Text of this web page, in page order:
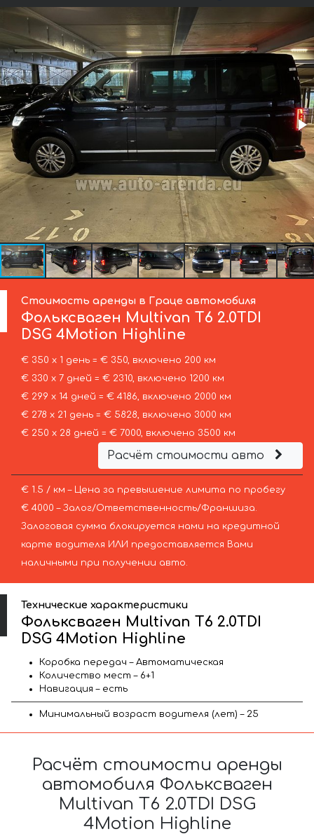
Стоимость аренды в Граце автомобиля
Фольксваген Multivan T6 2.0TDI
DSG 4Motion Highline
€ 350 х 1 день = € 350, включено 200 км
€ 330 х 7 дней = € 2310, включено 1200 км
€ 299 х 14 дней = € 4186, включено 2000 км
€ 278 х 21 день = € 5828, включено 3000 км
€ 250 х 28 дней = € 7000, включено 3500 км
Расчёт стоимости авто
€ 1.5 / км – Цена за превышение лимита по пробегу
€ 4000 – Залог/Ответственность/Франшиза.
Залоговая сумма блокируется нами на кредитной
карте водителя ИЛИ предоставляется Вами
наличными при получении авто.
Технические характеристики
Фольксваген Multivan T6 2.0TDI
DSG 4Motion Highline
Коробка передач – Автоматическая
Количество мест – 6+1
Навигация – есть
Минимальный возраст водителя (лет) – 25
Расчёт стоимости аренды
автомобиля Фольксваген
Multivan T6 2.0TDI DSG
4Motion Highline